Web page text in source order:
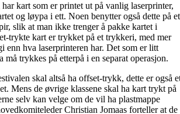
kart som er printet ut på vanlig laserprinter,
og løypa i ett. Noen benytter også dette på et
slik at man ikke trenger å pakke kartet i
trykte kart er trykket på et trykkeri, med mer
enn hva laserprinteren har. Det som er litt
må trykkes på etterpå i en separat operasjon.
skal altså ha offset-trykk, dette er også
Mens de øvrige klassene skal ha kart trykt på
selv kan velge om de vil ha plastmappe
Christian Jomaas forteller at de